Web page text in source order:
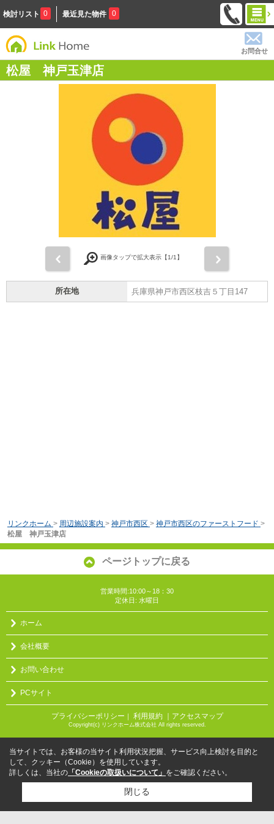
検討リスト 0 最近見た物件 0
お問合せ
松屋 神戸玉津店
画像タップで拡大表示【1/1】
所在地 兵庫県神戸市西区枝吉５丁目147
リンクホーム > 周辺施設案内 > 神戸市西区 > 神戸市西区のファーストフード >
松屋 神戸玉津店
ページトップに戻る
営業時間:10:00～18：30
定休日: 水曜日
ホーム
会社概要
お問い合わせ
PCサイト
プライバシーポリシー ｜ 利用規約 ｜アクセスマップ
Copyright(c) リンクホーム株式会社 All rights reserved.
当サイトでは、お客様の当サイト利用状況把握、サービス向上検討を目的と
して、クッキー（Cookie）を使用しています。
詳しくは、当社の 「Cookieの取扱いについて」 をご確認ください。
閉じる